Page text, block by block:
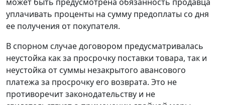
может быть предусмотрена обязанность продавца
уплачивать проценты на сумму предоплаты со дня
ее получения от покупателя.
В спорном случае договором предусматривалась
неустойка как за просрочку поставки товара, так и
неустойка от суммы незакрытого авансового
платежа за просрочку его возврата. Это не
противоречит законодательству и не